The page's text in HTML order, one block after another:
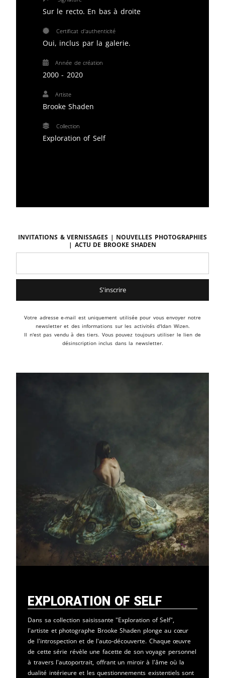
Sur le recto. En bas à droite
Certificat d'authenticité
Oui, inclus par la galerie.
Année de création
2000 - 2020
Artiste
Brooke Shaden
Collection
Exploration of Self
Invitations & vernissages | Nouvelles photographies
| Actu de BROOKE SHADEN
Votre adresse e-mail est uniquement utilisée pour vous envoyer notre
newsletter et des informations sur les activités d'Idan Wizen.
Il n'est pas vendu à des tiers. Vous pouvez toujours utiliser le lien de
désinscription inclus dans la newsletter.
Exploration of Self
Dans sa collection saisissante "Exploration of Self",
l'artiste et photographe Brooke Shaden plonge au cœur
de l'introspection et de l'auto-découverte. Chaque œuvre
de cette série révèle une facette de son voyage personnel
à travers l'autoportrait, offrant un miroir à l'âme où la
dualité intérieure et les questionnements existentiels sont